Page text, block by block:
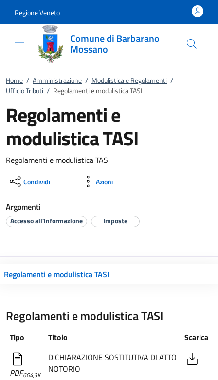
Regione Veneto
Comune di Barbarano
Mossano
Home / Amministrazione / Modulistica e Regolamenti /
Ufficio Tributi / Regolamenti e modulistica TASI
Regolamenti e
modulistica TASI
Regolamenti e modulistica TASI
Condividi Azioni
Argomenti
Accesso all'informazione Imposte
Regolamenti e modulistica TASI
Regolamenti e modulistica TASI
Tipo Titolo Scarica
PDF664,3K
DICHIARAZIONE SOSTITUTIVA DI ATTO
NOTORIO